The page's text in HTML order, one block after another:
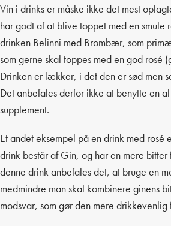
Vin i drinks er måske ikke det mest
har godt af at blive toppet med en smule
drinken Belinni med Brombær, som
som gerne skal toppes med en god rosé
Drinken er lækker, i det den er sød men
Det anbefales derfor ikke at benytte en
supplement.
Et andet eksempel på en drink med rosé
drink består af Gin, og har en mere bitter
denne drink anbefales det, at bruge en
medmindre man skal kombinere ginens
modsvar, som gør den mere drikkevenlig